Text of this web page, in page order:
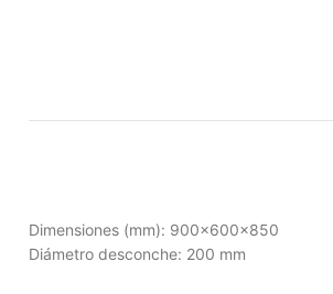
Dimensiones (mm): 900x600x850
Diámetro desconche: 200 mm